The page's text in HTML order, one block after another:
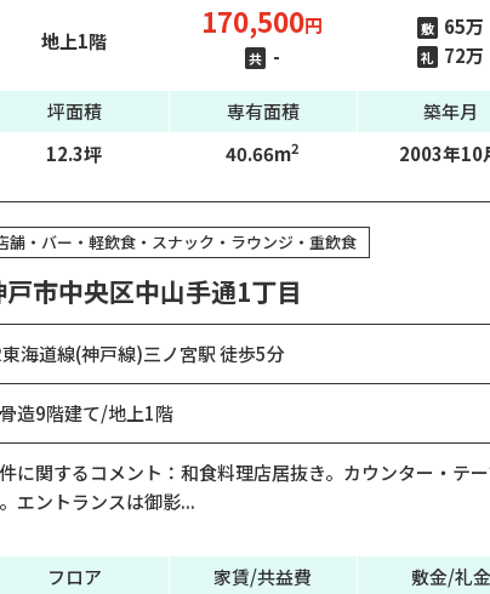
地上1階
170,500円
共 -
敷 65万
礼 72万
坪面積 専有面積
築年月
12.3坪
40.66m2 2003年10
舗・バー・軽飲食・スナック・ラウンジ・重飲食
戸市中央区中山手通1丁目
海道線(神戸線)三ノ宮駅 徒歩5分
造9階建て/地上1階
に関するコメント：和食料理店居抜き。カウンター・テ
エントランスは御影...
フロア 家賃/共益費 敷金/礼金